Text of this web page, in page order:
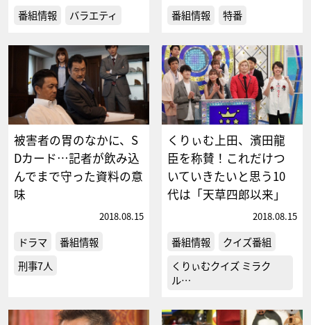
番組情報 バラエティ 番組情報 特番
被害者の胃のなかに、S
Dカード…記者が飲み込
んでまで守った資料の意
味
2018.08.15
ドラマ
番組情報
刑事7人
くりぃむ上田、濱田龍
臣を称賛！これだけつ
いていきたいと思う10
代は「天草四郎以来」
2018.08.15
番組情報
クイズ番組
くりぃむクイズ ミラク
ル…